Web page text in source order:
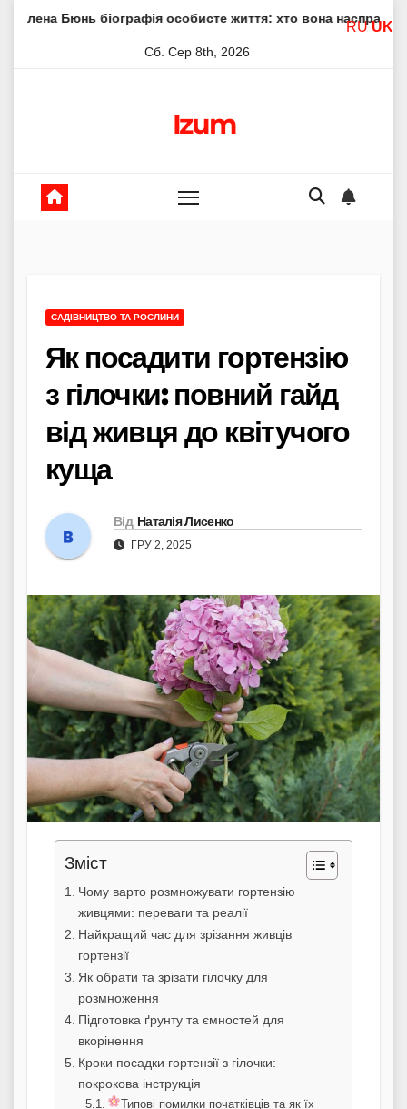
особисте життя: хто вона насправді Елена
Сб. Сер 8th, 2026
Izum
САДІВНИЦТВО ТА РОСЛИНИ
Як посадити гортензію
з гілочки: повний гайд
від живця до квітучого
куща
Від Наталія Лисенко
ГРУ 2, 2025
Зміст
Чому варто розмножувати гортензію
живцями: переваги та реалії
Найкращий час для зрізання живців
гортензії
Як обрати та зрізати гілочку для
розмноження
Підготовка ґрунту та ємностей для
вкорінення
Кроки посадки гортензії з гілочки:
покрокова інструкція
Типові помилки початківців та як їх
RU UK